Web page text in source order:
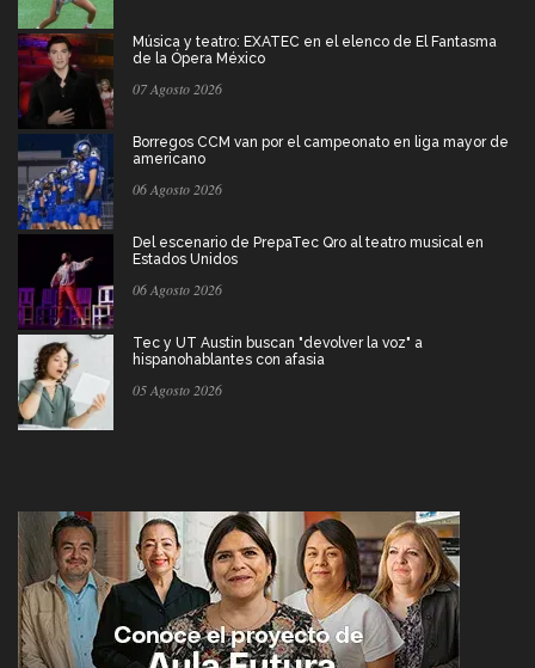
Música y teatro: EXATEC en el elenco de El Fantasma
de la Ópera México
07 Agosto 2026
Borregos CCM van por el campeonato en liga mayor de
americano
06 Agosto 2026
Del escenario de PrepaTec Qro al teatro musical en
Estados Unidos
06 Agosto 2026
Tec y UT Austin buscan "devolver la voz" a
hispanohablantes con afasia
05 Agosto 2026